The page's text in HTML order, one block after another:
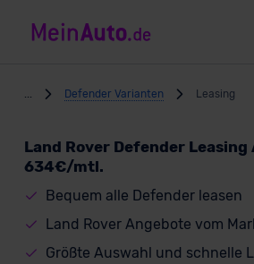
Defender Varianten Leasing
Land Rover Defender Leasing
634€/mtl.
Bequem alle Defender leasen
Land Rover Angebote vom
Größte Auswahl und schnelle